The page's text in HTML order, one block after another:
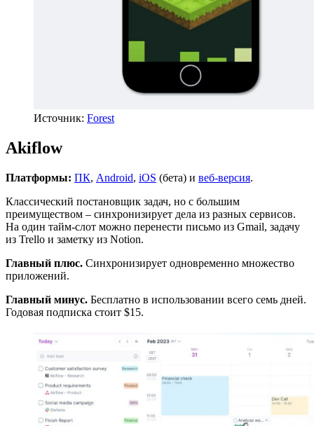
Источник: Forest
Akiflow
Платформы: ПК, Android, iOS (бета) и веб-версия.
Классический постановщик задач, но с большим
преимуществом – синхронизирует дела из разных сервисов.
На один тайм-слот можно перенести письмо из Gmail, задачу
из Trello и заметку из Notion.
Главный плюс. Синхронизирует одновременно множество
приложений.
Главный минус. Бесплатно в использовании всего семь дней.
Годовая подписка стоит $15.